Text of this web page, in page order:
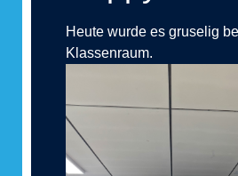
Heute wurde es gruselig
Klassenraum.